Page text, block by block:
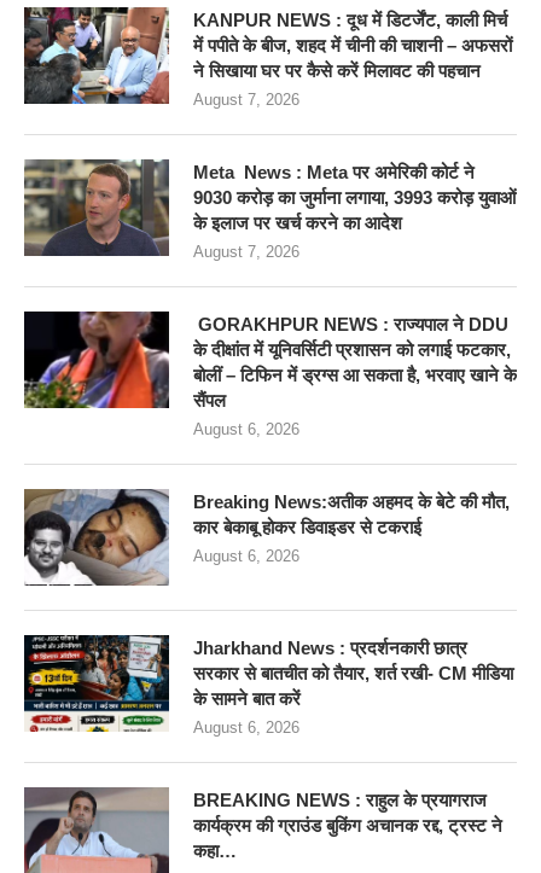
KANPUR NEWS : दूध में डिटर्जेंट, काली मिर्च
में पपीते के बीज, शहद में चीनी की चाशनी – अफसरों
ने सिखाया घर पर कैसे करें मिलावट की पहचान
August 7, 2026
Meta News : Meta पर अमेरिकी कोर्ट ने
9030 करोड़ का जुर्माना लगाया, 3993 करोड़ युवाओं
के इलाज पर खर्च करने का आदेश
August 7, 2026
GORAKHPUR NEWS : राज्यपाल ने DDU
के दीक्षांत में यूनिवर्सिटी प्रशासन को लगाई फटकार,
बोलीं – टिफिन में ड्रग्स आ सकता है, भरवाए खाने के
सैंपल
August 6, 2026
Breaking News:अतीक अहमद के बेटे की मौत,
कार बेकाबू होकर डिवाइडर से टकराई
August 6, 2026
Jharkhand News : प्रदर्शनकारी छात्र
सरकार से बातचीत को तैयार, शर्त रखी- CM मीडिया
के सामने बात करें
August 6, 2026
BREAKING NEWS : राहुल के प्रयागराज
कार्यक्रम की ग्राउंड बुकिंग अचानक रद्द, ट्रस्ट ने
कहा…